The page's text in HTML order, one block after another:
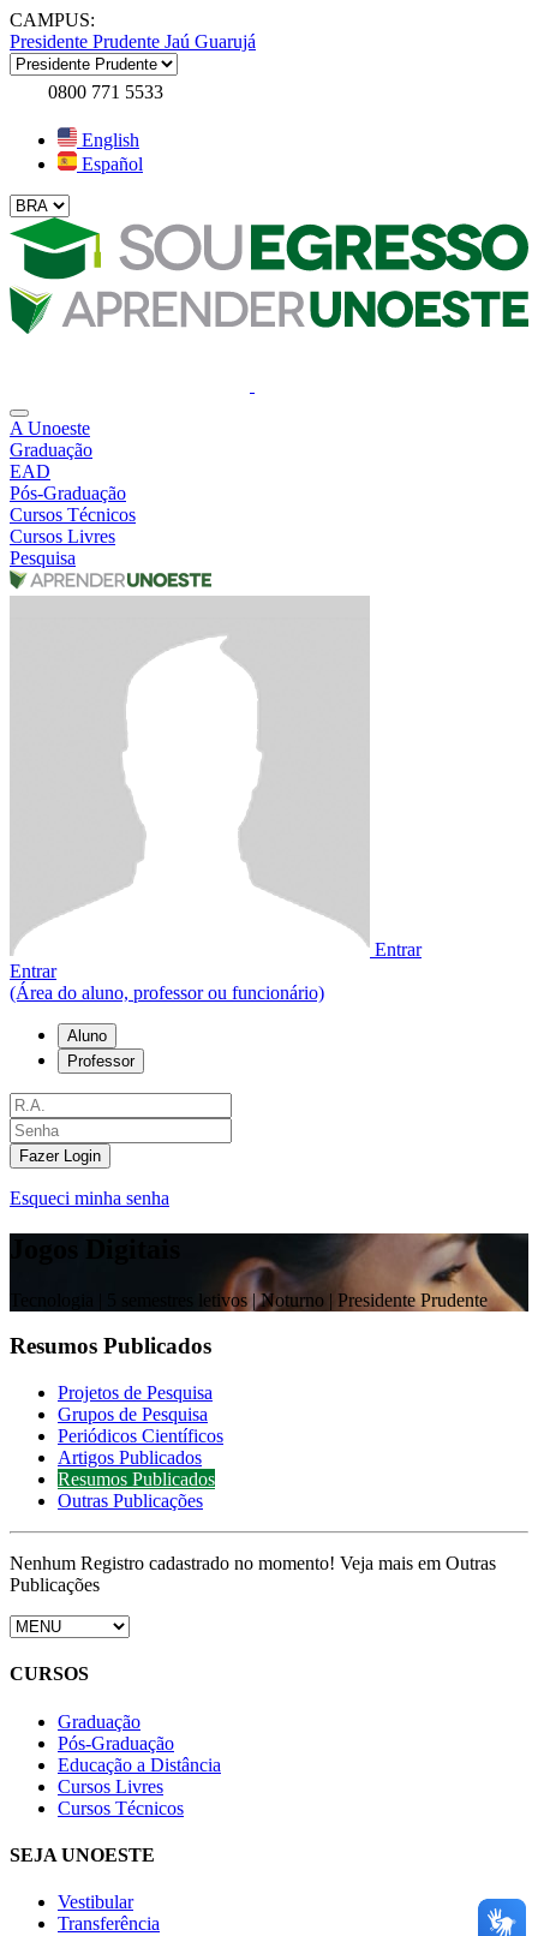
CAMPUS:
Presidente Prudente Jaú Guarujá
0800 771 5533
English
Español
A Unoeste
Graduação
EAD
Pós-Graduação
Cursos Técnicos
Cursos Livres
Pesquisa
Entrar
Entrar
(Área do aluno, professor ou funcionário)
Aluno
Professor
Fazer Login
Esqueci minha senha
5 semestres letivos | Noturno | Presidente Prudente
Resumos Publicados
Projetos de Pesquisa
Grupos de Pesquisa
Periódicos Científicos
Artigos Publicados
Resumos Publicados
Outras Publicações
Nenhum Registro cadastrado no momento! Veja mais em Outras
Publicações
CURSOS
Graduação
Pós-Graduação
Educação a Distância
Cursos Livres
Cursos Técnicos
SEJA UNOESTE
Vestibular
Transferência